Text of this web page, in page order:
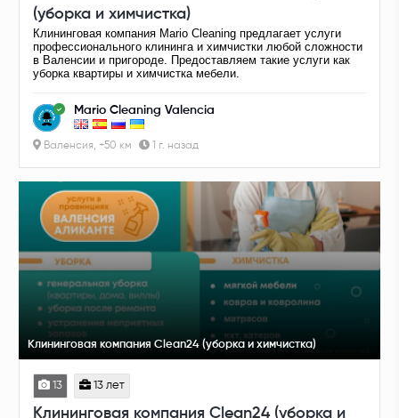
(уборка и химчистка)
Клининговая компания Mario Cleaning предлагает услуги
профессионального клининга и химчистки любой сложности
в Валенсии и пригороде. Предоставляем такие услуги как
уборка квартиры и химчистка мебели.
Mario Cleaning Valencia
Валенсия, +50 км 1 г. назад
Клининговая компания Clean24 (уборка и химчистка)
13 13 лет
Клининговая компания Clean24 (уборка и